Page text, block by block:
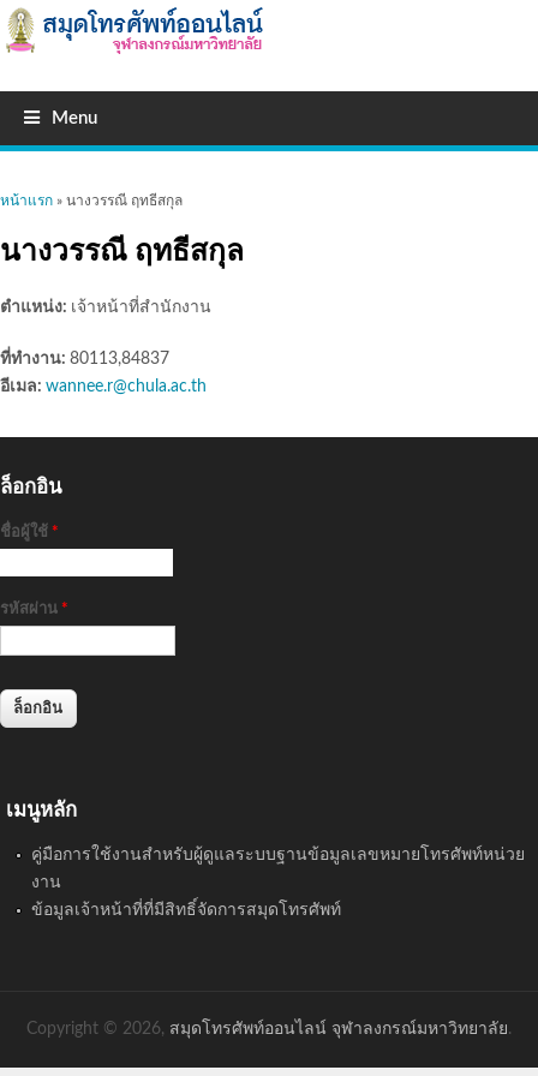
Menu
คุณอยู่ที่นี่
หน้าแรก » นางวรรณี ฤทธีสกุล
นางวรรณี ฤทธีสกุล
ตำแหน่ง: เจ้าหน้าที่สำนักงาน
ที่ทำงาน: 80113,84837
อีเมล: wannee.r@chula.ac.th
ล็อกอิน
ชื่อผู้ใช้ *
รหัสผ่าน *
เมนูหลัก
คู่มือการใช้งานสำหรับผู้ดูแลระบบฐานข้อมูลเลขหมายโทรศัพท์หน่วย
งาน
ข้อมูลเจ้าหน้าที่ที่มีสิทธิ์จัดการสมุดโทรศัพท์
Copyright © 2026, สมุดโทรศัพท์ออนไลน์ จุฬาลงกรณ์มหาวิทยาลัย.